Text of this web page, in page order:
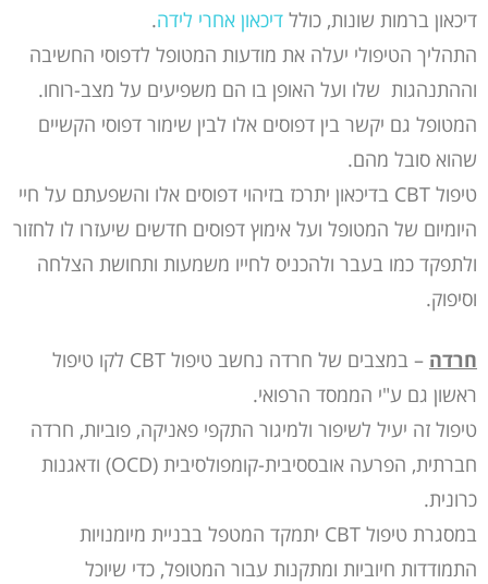
דיכאון ברמות שונות, כולל דיכאון אחרי לידה.
התהליך הטיפולי יעלה את מודעות המטופל לדפוסי החשיבה
וההתנהגות שלו ועל האופן בו הם משפיעים על מצב-רוחו.
המטופל גם יקשר בין דפוסים אלו לבין שימור דפוסי הקשיים
שהוא סובל מהם.
טיפול CBT בדיכאון יתרכז בזיהוי דפוסים אלו והשפעתם על חיי
היומיום של המטופל ועל אימוץ דפוסים חדשים שיעזרו לו לחזור
ולתפקד כמו בעבר ולהכניס לחייו משמעות ותחושת הצלחה
וסיפוק.
חרדה
– במצבים של חרדה נחשב טיפול CBT לקו טיפול
ראשון גם ע"י הממסד הרפואי.
טיפול זה יעיל לשיפור ולמיגור התקפי פאניקה, פוביות, חרדה
חברתית, הפרעה אובססיבית-קומפולסיבית (OCD) ודאגנות
כרונית.
במסגרת טיפול CBT יתמקד המטפל בבניית מיומנויות
התמודדות חיוביות ומתקנות עבור המטופל, כדי שיוכל